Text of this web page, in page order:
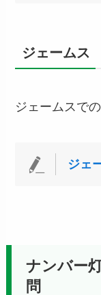
ジェームス
ジェームスで
ジェ
ナンバー
問